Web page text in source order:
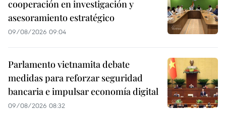
cooperación en investigación y
asesoramiento estratégico
09/08/2026 09:04
Parlamento vietnamita debate
medidas para reforzar seguridad
bancaria e impulsar economía digital
09/08/2026 08:32